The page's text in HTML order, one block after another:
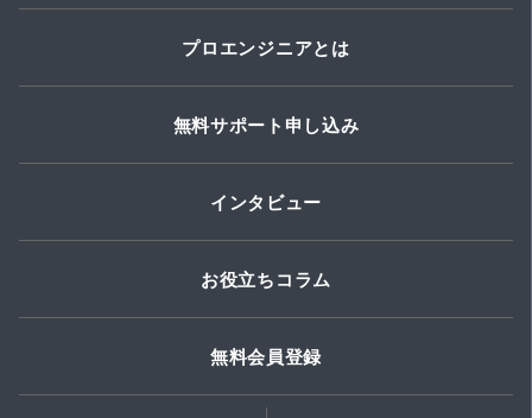
プロエンジニアとは
無料サポート申し込み
インタビュー
お役立ちコラム
無料会員登録